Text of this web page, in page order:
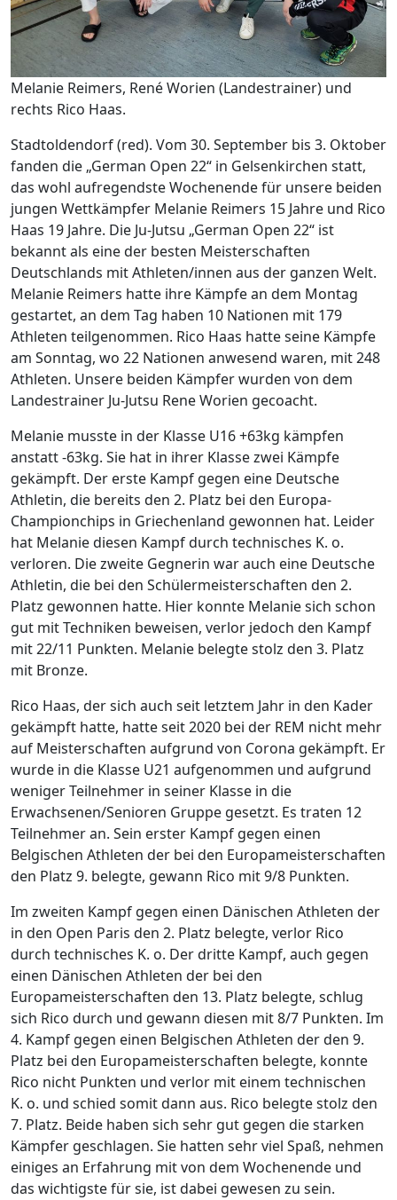
Melanie Reimers, René Worien (Landestrainer) und
rechts Rico Haas.
Stadtoldendorf (red). Vom 30. September bis 3. Oktober
fanden die „German Open 22“ in Gelsenkirchen statt,
das wohl aufregendste Wochenende für unsere beiden
jungen Wettkämpfer Melanie Reimers 15 Jahre und Rico
Haas 19 Jahre. Die Ju-Jutsu „German Open 22“ ist
bekannt als eine der besten Meisterschaften
Deutschlands mit Athleten/innen aus der ganzen Welt.
Melanie Reimers hatte ihre Kämpfe an dem Montag
gestartet, an dem Tag haben 10 Nationen mit 179
Athleten teilgenommen. Rico Haas hatte seine Kämpfe
am Sonntag, wo 22 Nationen anwesend waren, mit 248
Athleten. Unsere beiden Kämpfer wurden von dem
Landestrainer Ju-Jutsu Rene Worien gecoacht.
Melanie musste in der Klasse U16 +63kg kämpfen
anstatt -63kg. Sie hat in ihrer Klasse zwei Kämpfe
gekämpft. Der erste Kampf gegen eine Deutsche
Athletin, die bereits den 2. Platz bei den Europa-
Championchips in Griechenland gewonnen hat. Leider
hat Melanie diesen Kampf durch technisches K. o.
verloren. Die zweite Gegnerin war auch eine Deutsche
Athletin, die bei den Schülermeisterschaften den 2.
Platz gewonnen hatte. Hier konnte Melanie sich schon
gut mit Techniken beweisen, verlor jedoch den Kampf
mit 22/11 Punkten. Melanie belegte stolz den 3. Platz
mit Bronze.
Rico Haas, der sich auch seit letztem Jahr in den Kader
gekämpft hatte, hatte seit 2020 bei der REM nicht mehr
auf Meisterschaften aufgrund von Corona gekämpft. Er
wurde in die Klasse U21 aufgenommen und aufgrund
weniger Teilnehmer in seiner Klasse in die
Erwachsenen/Senioren Gruppe gesetzt. Es traten 12
Teilnehmer an. Sein erster Kampf gegen einen
Belgischen Athleten der bei den Europameisterschaften
den Platz 9. belegte, gewann Rico mit 9/8 Punkten.
Im zweiten Kampf gegen einen Dänischen Athleten der
in den Open Paris den 2. Platz belegte, verlor Rico
durch technisches K. o. Der dritte Kampf, auch gegen
einen Dänischen Athleten der bei den
Europameisterschaften den 13. Platz belegte, schlug
sich Rico durch und gewann diesen mit 8/7 Punkten. Im
4. Kampf gegen einen Belgischen Athleten der den 9.
Platz bei den Europameisterschaften belegte, konnte
Rico nicht Punkten und verlor mit einem technischen
K. o. und schied somit dann aus. Rico belegte stolz den
7. Platz. Beide haben sich sehr gut gegen die starken
Kämpfer geschlagen. Sie hatten sehr viel Spaß, nehmen
einiges an Erfahrung mit von dem Wochenende und
das wichtigste für sie, ist dabei gewesen zu sein.